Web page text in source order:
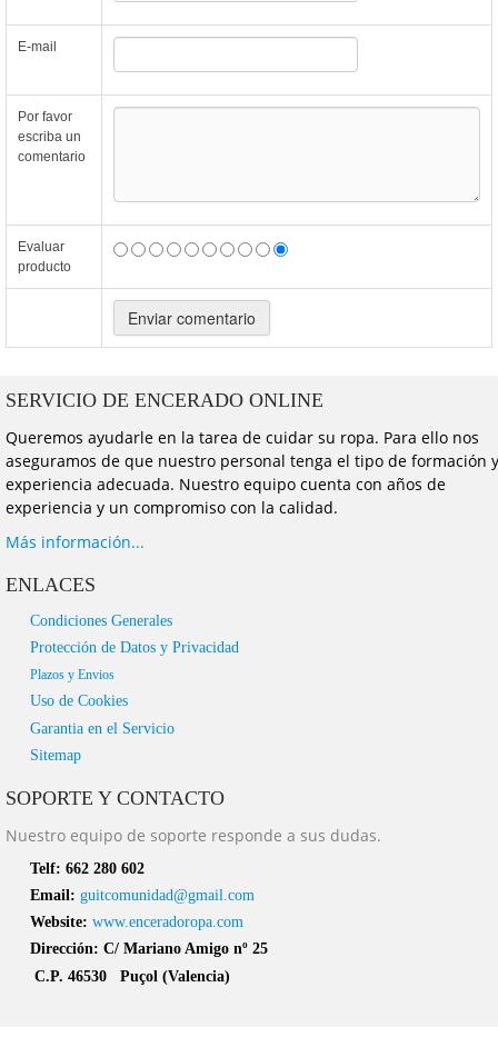
E-mail
Por favor
escriba un
comentario
Evaluar
producto
SERVICIO DE ENCERADO ONLINE
Queremos ayudarle en la tarea de cuidar su ropa. Para ello nos
aseguramos de que nuestro personal tenga el tipo de formación y
experiencia adecuada. Nuestro equipo cuenta con años de
experiencia y un compromiso con la calidad.
Más información...
ENLACES
Condiciones Generales
Protección de Datos y Privacidad
Plazos y Envios
Uso de Cookies
Garantia en el Servicio
Sitemap
SOPORTE Y CONTACTO
Nuestro equipo de soporte responde a sus dudas.
Telf: 662 280 602
Email: guitcomunidad@gmail.com
Website:www.enceradoropa.com
Dirección: C/ Mariano Amigo nº 25
C.P. 46530 Puçol (Valencia)